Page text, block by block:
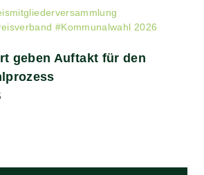
#Kommunalwahl 2026
geben Auftakt für den